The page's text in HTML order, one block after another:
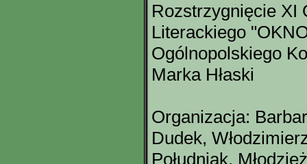
Rozstrzygnięcie XI
Literackiego
Ogólnopolskiego
Marka Hłaski
Organizacja:
Dudek,
Południak,